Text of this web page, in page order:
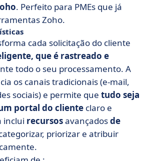
. Perfeito para PMEs que já
Zoho.
cada solicitação do cliente
que é rastreado e
todo o seu processamento. A
os canais tradicionais (e-mail,
sociais) e permite que tudo seja
portal do cliente claro e
inclui recursosavançadosde
priorizar e atribuir